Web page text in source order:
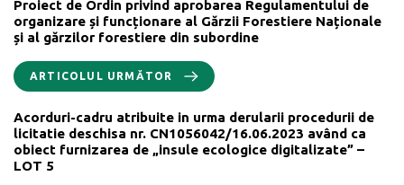
Proiect de Ordin privind aprobarea Regulamentului de
organizare și funcționare al Gărzii Forestiere Naționale
și al gărzilor forestiere din subordine
ARTICOLUL URMĂTOR
Acorduri-cadru atribuite in urma derularii procedurii de
licitatie deschisa nr. CN1056042/16.06.2023 având ca
obiect furnizarea de „insule ecologice digitalizate” –
LOT 5